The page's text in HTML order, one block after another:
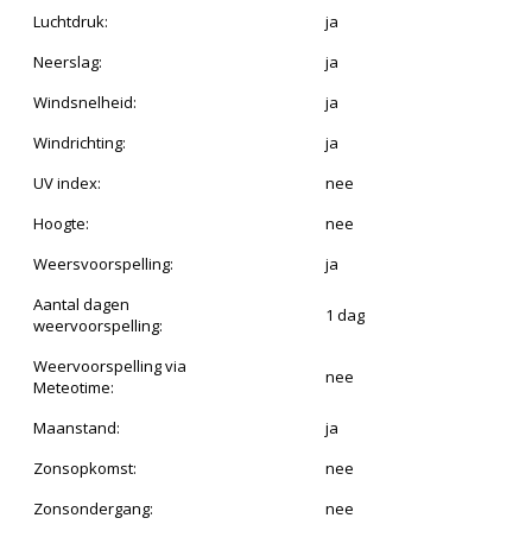
Luchtdruk:
ja
Neerslag:
ja
Windsnelheid:
ja
Windrichting:
ja
UV index:
nee
Hoogte:
nee
Weersvoorspelling:
ja
Aantal dagen
weervoorspelling:
1 dag
Weervoorspelling via
Meteotime:
nee
Maanstand:
ja
Zonsopkomst:
nee
Zonsondergang:
nee